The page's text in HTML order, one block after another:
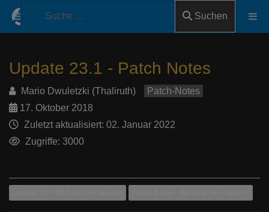
Suchen
Update 23.1 - Patch Notes
Mario Dwuletzki (Thaliruth)
Patch-Notes
17. Oktober 2018
Zuletzt aktualisiert: 02. Januar 2022
Zugriffe: 3000